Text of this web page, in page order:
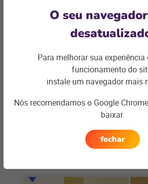
alguma dúvida?
encontrar asolução
Entre em
Artigos
O seu
Para melhorar sua experiência
funcionamento do
instale um navegador mais
Nós recomendamos o Google
baixar.
fechar